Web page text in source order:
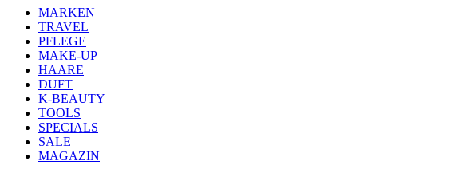
MARKEN
TRAVEL
PFLEGE
MAKE-UP
HAARE
DUFT
K-BEAUTY
TOOLS
SPECIALS
SALE
MAGAZIN